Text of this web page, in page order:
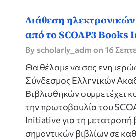
Διάθεση
από το SCOAP3
By scholarly_adm on 16
Θα θέλαμε να σας
Σύνδεσμος Ελληνικών
Βιβλιοθηκών συμμετέχει
την πρωτοβουλία του
Initiative για τη μετατροπή
σημαντικών βιβλίων σε